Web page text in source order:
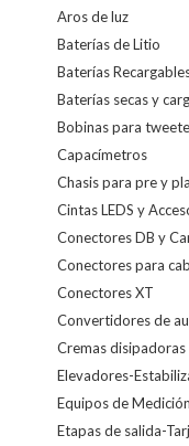
Aros de luz
Baterías de Litio
Baterías
Baterías secas y
Bobinas para
Capacímetros
Chasis para pre y
Cintas LEDS y
Conectores DB y
Conectores para
Conectores XT
Convertidores de
Cremas disipadoras
Elevadores-
Equipos de
Etapas de salida-